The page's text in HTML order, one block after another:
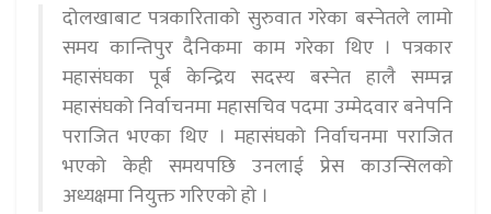
दोलखाबाट पत्रकारिताको सुरुवात गरेका बस्नेतले लामो
समय कान्तिपुर दैनिकमा काम गरेका थिए । पत्रकार
महासंघका पूर्ब केन्द्रिय सदस्य बस्नेत हालै सम्पन्न
महासंघको निर्वाचनमा महासचिव पदमा उम्मेदवार बनेपनि
पराजित भएका थिए । महासंघको निर्वाचनमा पराजित
भएको केही समयपछि उनलाई प्रेस काउन्सिलको
अध्यक्षमा नियुक्त गरिएको हो ।